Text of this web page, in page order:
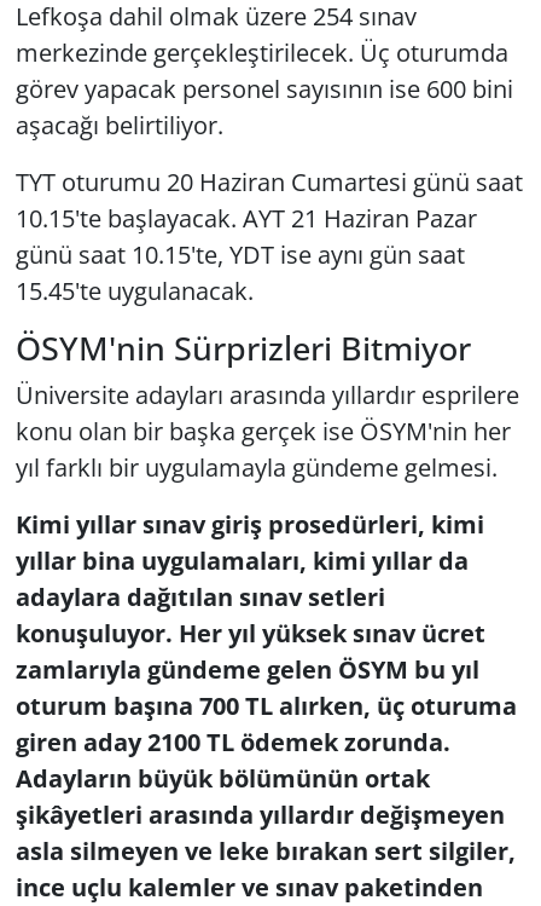
Lefkoşa dahil olmak üzere 254 sınav
merkezinde gerçekleştirilecek. Üç oturumda
görev yapacak personel sayısının ise 600 bini
aşacağı belirtiliyor.
TYT oturumu 20 Haziran Cumartesi günü saat
10.15'te başlayacak. AYT 21 Haziran Pazar
günü saat 10.15'te, YDT ise aynı gün saat
15.45'te uygulanacak.
ÖSYM'nin Sürprizleri Bitmiyor
Üniversite adayları arasında yıllardır esprilere
konu olan bir başka gerçek ise ÖSYM'nin her
yıl farklı bir uygulamayla gündeme gelmesi.
Kimi yıllar sınav giriş prosedürleri, kimi
yıllar bina uygulamaları, kimi yıllar da
adaylara dağıtılan sınav setleri
konuşuluyor. Her yıl yüksek sınav ücret
zamlarıyla gündeme gelen ÖSYM bu yıl
oturum başına 700 TL alırken, üç oturuma
giren aday 2100 TL ödemek zorunda.
Adayların büyük bölümünün ortak
şikâyetleri arasında yıllardır değişmeyen
asla silmeyen ve leke bırakan sert silgiler,
ince uçlu kalemler ve sınav paketinden